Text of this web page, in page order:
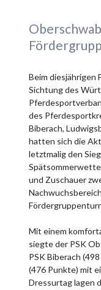
Beim diesjährigen
Sichtung des
des
Biberach,
hatten sich die
letztmalig den
und Zuschauer
Mit einem
siegte der PSK
PSK Biberach
(476 Punkte) mit
Dressurtag lagen